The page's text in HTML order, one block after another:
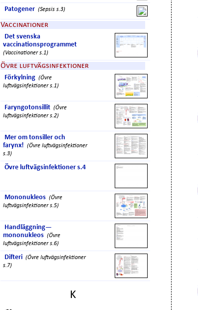
Patogener (Sepsis s.3)
Vaccinationer
Det svenska
vaccinationsprogrammet
(Vaccinationer s.1)
Övre luftvägsinfektioner
Förkylning (Övre
luftvägsinfektioner s.1)
Faryngotonsillit (Övre
luftvägsinfektioner s.2)
Mer om tonsiller och
farynx! (Övre luftvägsinfektioner
s.3)
Övre luftvägsinfektioner s.4
Mononukleos (Övre
luftvägsinfektioner s.5)
Handläggning—
mononukleos (Övre
luftvägsinfektioner s.6)
Difteri (Övre luftvägsinfektioner
s.7)
K